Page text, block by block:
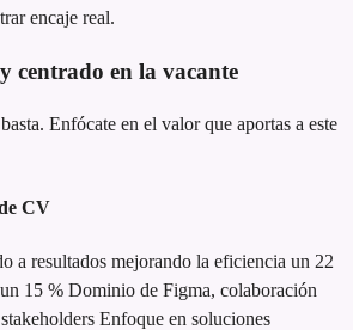
encaje real.
centrado en la vacante
Enfócate en el valor que aportas a este
CV
a resultados mejorando la eficiencia un 22
15 % Dominio de Figma, colaboración
Enfoque en soluciones